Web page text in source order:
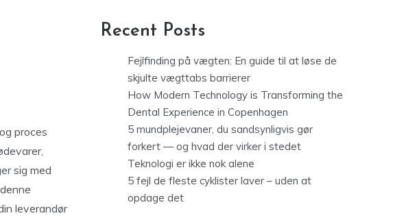
proces
sig med
leverandør
Recent Posts
Fejlfinding på vægten: En guide til at løse de
skjulte vægttabs barrierer
How Modern Technology is Transforming the
Dental Experience in Copenhagen
5 mundplejevaner, du sandsynligvis gør
forkert — og hvad der virker i stedet
Teknologi er ikke nok alene
5 fejl de fleste cyklister laver – uden at
opdage det